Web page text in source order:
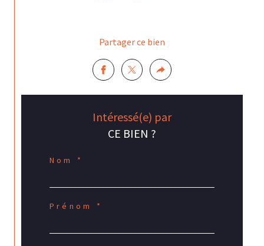
Partager ce bien
Intéressé(e) par
CE BIEN ?
Nom *
Prénom *